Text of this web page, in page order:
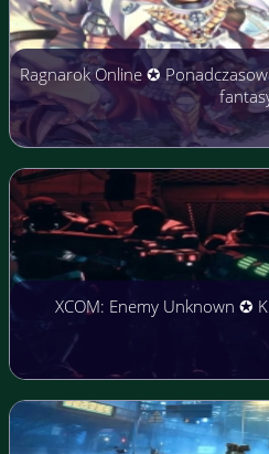
Ragnarok Online ✪
XCOM: Enemy Unknown ✪